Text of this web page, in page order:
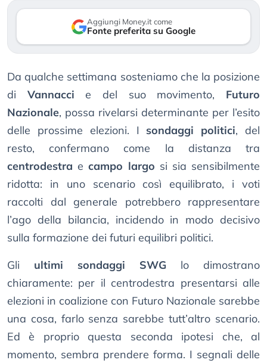
Aggiungi Money.it come
Fonte preferita su Google
Da qualche settimana sosteniamo che la posizione
di Vannacci e del suo movimento, Futuro
Nazionale, possa rivelarsi determinante per l’esito
delle prossime elezioni. I sondaggi politici, del
resto, confermano come la distanza tra
centrodestra ecampo largo si sia sensibilmente
ridotta: in uno scenario così equilibrato, i voti
raccolti dal generale potrebbero rappresentare
l’ago della bilancia, incidendo in modo decisivo
sulla formazione dei futuri equilibri politici.
Gli ultimi sondaggi SWG lo dimostrano
chiaramente: per il centrodestra presentarsi alle
elezioni in coalizione con Futuro Nazionale sarebbe
una cosa, farlo senza sarebbe tutt’altro scenario.
Ed è proprio questa seconda ipotesi che, al
momento, sembra prendere forma. I segnali delle